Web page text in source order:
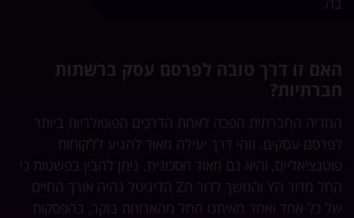
האם זו דרך טובה לפרסם עסק ברשתות
חברתיות?
המדיה החברתית הפכה לאחת הדרכים הפופולריות ביותר
לפרסם עסקים. זוהי דרך יעילה מאוד להגיע ללקוחות
פוטנציאליים, והיא גם מאוד חסכונית. ניתן להבין בפשטות כי
החל מדור הY והמשך לדור הZ הדיגיטל נהיה אורך החיים
של כל אחד ואחד מאיתנו החל מהארוחת בוקר, בהפסקות